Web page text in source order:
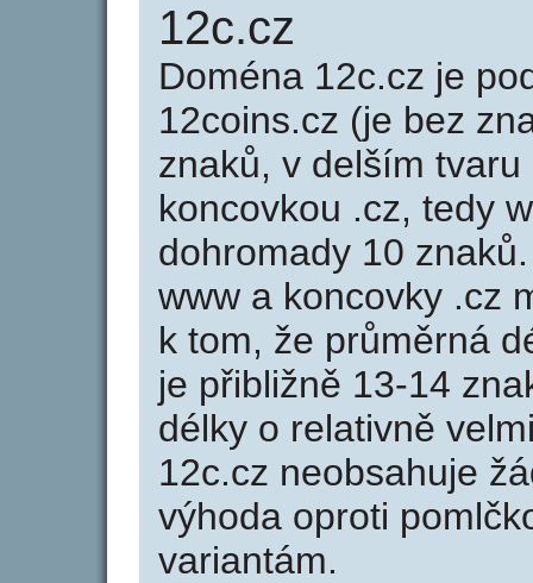
12c.cz
Doména 12c.cz je
12coins.cz (je bez
znaků, v delším
koncovkou .cz, tedy
dohromady 10
www a koncovky .cz
k tom, že průměrná
je přibližně 13-14
délky o relativně
12c.cz neobsahuje
výhoda oproti
variantám.